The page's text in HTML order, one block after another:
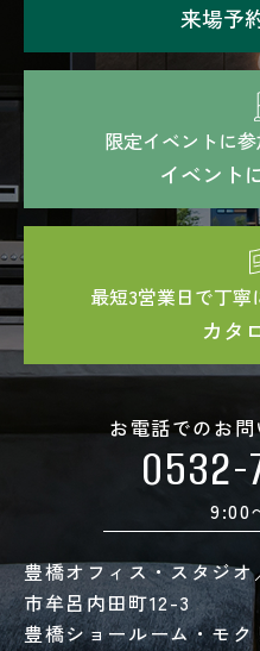
来場予
限定イベントに
イベント
最短3営業日で丁寧
カタ
お電話でのお
0532-
9:00
豊橋オフィス・スタジ
市牟呂内田町12-3
豊橋ショールーム・モ